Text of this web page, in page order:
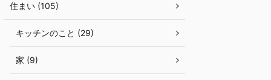
住まい (105)
キッチンのこと (29)
家 (9)